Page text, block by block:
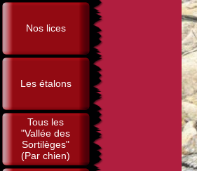
Nos lices
Les étalons
Tous les
"Vallée des
Sortilèges"
(Par chien)